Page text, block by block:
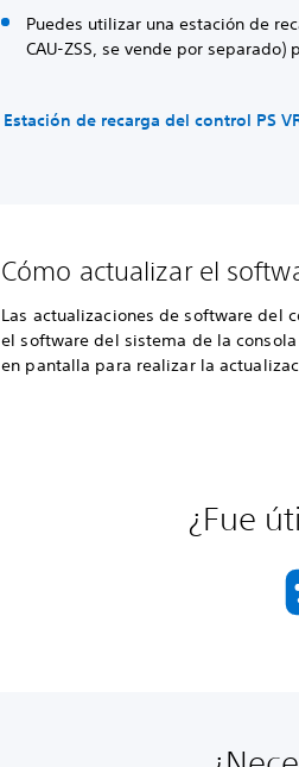
Puedes utilizar una estación de
CAU-ZSS, se vende por separado)
Estación de recarga del control PS
Cómo actualizar el
Las actualizaciones de software del
el software del sistema de la consola
en pantalla para realizar la
¿Fue